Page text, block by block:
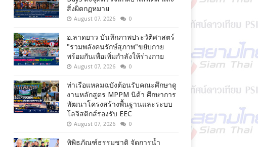
สิ่งผิดกฏหมาย
August 07, 2026 0
อ.ลาดยาว บันทึกภาพประวัติศาสตร์
"รวมพลังคนรักษ์สุภาพ"ขยับกาย
พร้อมกันเพื่อเพิ่มกำลังให้ร่างกาย
August 07, 2026 0
ท่าเรือแหลมฉบังต้อนรับคณะศึกษาดู
งานหลักสูตร MPPM นิด้า ศึกษาการ
พัฒนาโครงสร้างพื้นฐานและระบบ
โลจิสติกส์รองรับ EEC
August 07, 2026 0
พิพิธภัณฑ์ธรรมชาติ จัดการน้ำ